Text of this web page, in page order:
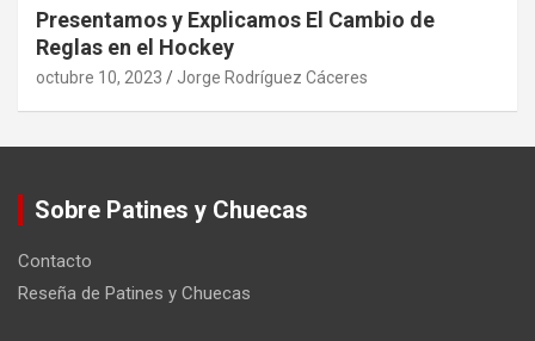
Presentamos y Explicamos El Cambio de
Reglas en el Hockey
octubre 10, 2023 Jorge Rodríguez Cáceres
Sobre Patines y Chuecas
Contacto
Reseña de Patines y Chuecas